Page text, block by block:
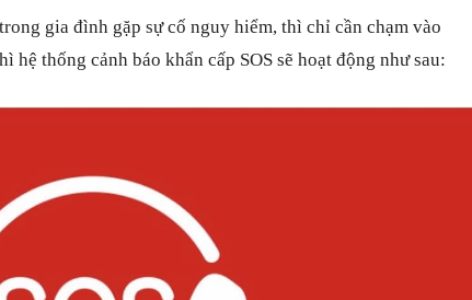
gia đình gặp sự cố nguy hiểm, thì chỉ cần chạm vào
hệ thống cảnh báo khẩn cấp SOS sẽ hoạt động như sau: